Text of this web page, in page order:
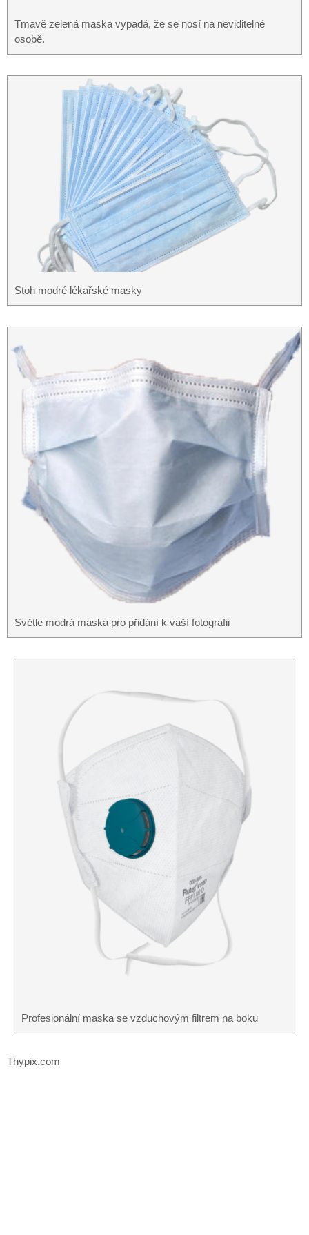
Tmavě zelená maska ​​vypadá, že se nosí na neviditelné
osobě.
Stoh modré lékařské masky
Světle modrá maska ​​pro přidání k vaší fotografii
Profesionální maska ​​se vzduchovým filtrem na boku
Thypix.com